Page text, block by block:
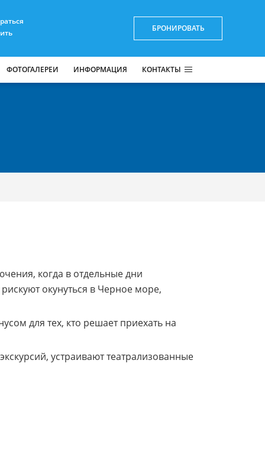
БРОНИРОВАТЬ
ФОТОГАЛЕРЕИ ИНФОРМАЦИЯ КОНТАКТЫ
когда в отдельные дни
окунуться в Черное море,
для тех, кто решает приехать на
устраивают театрализованные